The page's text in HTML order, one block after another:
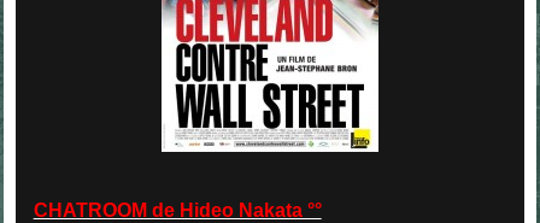
CHATROOM de Hideo Nakata °°